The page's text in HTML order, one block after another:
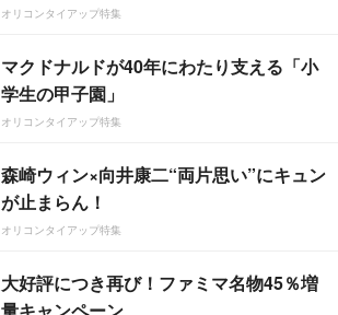
オリコンタイアップ特集
マクドナルドが40年にわたり支える「小
学生の甲子園」
オリコンタイアップ特集
森崎ウィン×向井康二“両片思い”にキュン
が止まらん！
オリコンタイアップ特集
大好評につき再び！ファミマ名物45％増